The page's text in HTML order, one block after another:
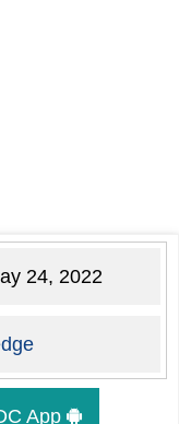
24, 2022
App